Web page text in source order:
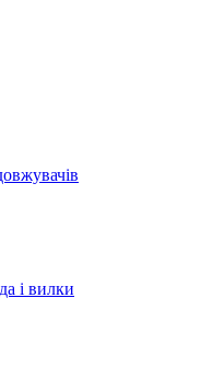
і вилки